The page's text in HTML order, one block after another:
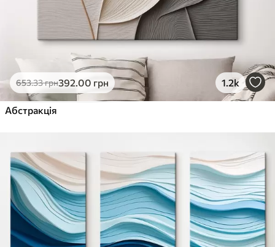
Безпечне чорнило без запаху
Поверхня з текстурою полотна
Екологічний матеріал
Еко-Преміум
.00грн
✓Яскраві, насичені кольори
✓Поверхня з текстурою полотна
✓Екологічний матеріал
653.33грн392.00 грн 1.2k
Абстракція